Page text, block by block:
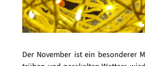
Der November ist ein besonderer